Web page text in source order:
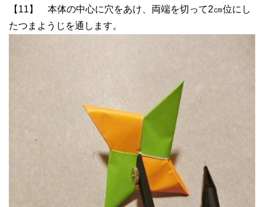
【11】 本体の中心に穴をあけ、両端を切って2㎝位にし
たつまようじを通します。